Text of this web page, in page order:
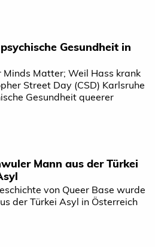
Gesundheit in
Minds Matter; Weil Hass krank
Street Day (CSD) Karlsruhe
Gesundheit queerer
Mann aus der Türkei
von Queer Base wurde
der Türkei Asyl in Österreich